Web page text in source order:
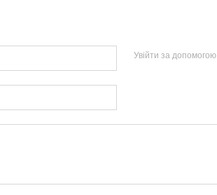
Увійти за допомогою